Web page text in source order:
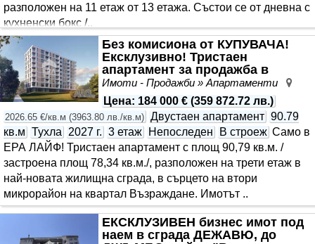
разположен на 11 етаж от 13 етажа. Състои се от дневна с
кухненски бокс /..
Без комисиона от КУПУВАЧА!
Ексклузивно! Тристаен
апартамент за продажба в
”CODE VARNA” - сграда от н..
Имоти - Продажби » Апартаменти
Цена: 184 000 € (359 872.72 лв.)
2026.65 €/кв.м (3963.80 лв./кв.м) Двустаен апартамент 90.79
кв.м Тухла 2027 г. 3 етаж Непоследен В строеж Само в
ЕРА ЛАЙФ! Тристаен апартамент с площ 90,79 кв.м. /
застроена площ 78,34 кв.м./, разположен на трети етаж в
най-новата жилищна сграда, в сърцето на втори
микрорайон на квартал Възраждане. Имотът ..
ЕКСКЛУЗИВЕН бизнес имот под
наем в сграда ДЕЖАВЮ, до